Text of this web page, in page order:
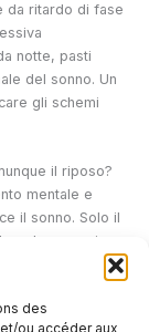
des
ou accéder aux
da ritardo di fase
notte, pasti
del sonno. Un
gli schemi
il riposo?
mentale e
il sonno. Solo il
la secrezione
memoria.
le prestazioni